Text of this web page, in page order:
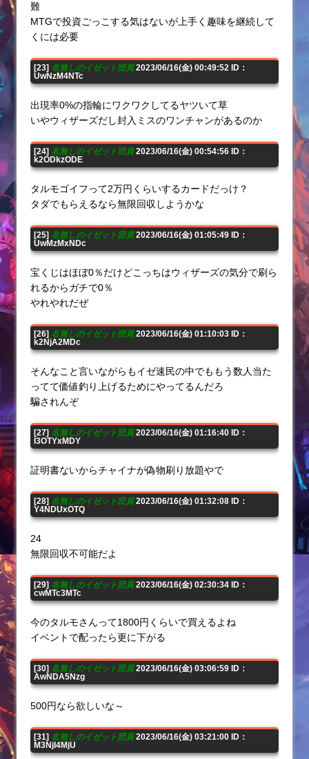
難
MTGで投資ごっこする気はないが上手く趣味を継続して
くには必要
[23] 名無しのイゼット団員2023/06/16(金) 00:49:52 ID：
UwNzM4NTc
出現率0%の指輪にワクワクしてるヤツいて草
いやウィザーズだし封入ミスのワンチャンがあるのか
[24] 名無しのイゼット団員2023/06/16(金) 00:54:56 ID：
k2ODkzODE
タルモゴイフって2万円くらいするカードだっけ？
タダでもらえるなら無限回収しようかな
[25] 名無しのイゼット団員2023/06/16(金) 01:05:49 ID：
UwMzMxNDc
宝くじはほぼ0％だけどこっちはウィザーズの気分で刷ら
れるからガチで0％
やれやれだぜ
[26] 名無しのイゼット団員2023/06/16(金) 01:10:03 ID：
k2NjA2MDc
そんなこと言いながらもイゼ速民の中でももう数人当た
ってて価値釣り上げるためにやってるんだろ
騙されんぞ
[27] 名無しのイゼット団員2023/06/16(金) 01:16:40 ID：
I3OTYxMDY
証明書ないからチャイナが偽物刷り放題やで
[28] 名無しのイゼット団員2023/06/16(金) 01:32:08 ID：
Y4NDUxOTQ
24
無限回収不可能だよ
[29] 名無しのイゼット団員2023/06/16(金) 02:30:34 ID：
cwMTc3MTc
今のタルモさんって1800円くらいで買えるよね
イベントで配ったら更に下がる
[30] 名無しのイゼット団員2023/06/16(金) 03:06:59 ID：
AwNDA5Nzg
500円なら欲しいな～
[31] 名無しのイゼット団員2023/06/16(金) 03:21:00 ID：
M3NjI4MjU